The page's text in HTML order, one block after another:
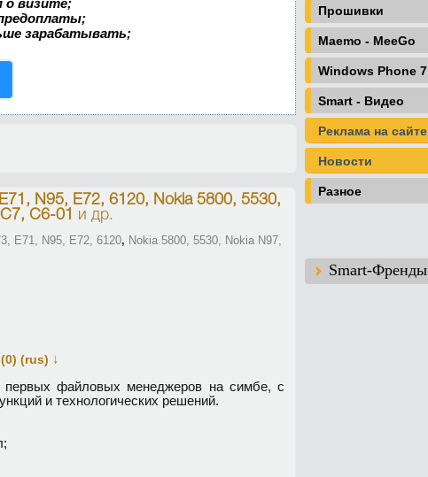
о визите;
зарабатывать;
N95, E72, 6120, Nokia 5800, 5530,
C6-01
и др.
E71, N95, E72, 6120, Nokia 5800, 5530, Nokia N97,
(rus) ↓
первых файловых менеджеров на симбе, с
и технологических решений.
Прошивки
Maemo - MeeGo
Windows Phone 7
Smart - Видео
Реклама на сайте
Новости
Разное
Smart-Френды